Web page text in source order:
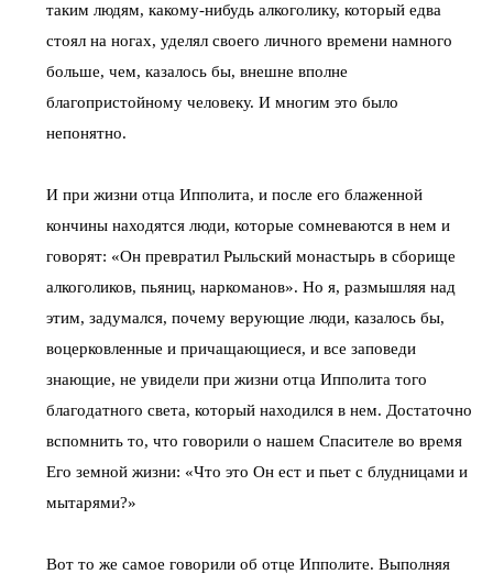
таким людям, какому-нибудь алкоголику, который едва
стоял на ногах, уделял своего личного времени намного
больше, чем, казалось бы, внешне вполне
благопристойному человеку. И многим это было
непонятно.
И при жизни отца Ипполита, и после его блаженной
кончины находятся люди, которые сомневаются в нем и
говорят: «Он превратил Рыльский монастырь в сборище
алкоголиков, пьяниц, наркоманов». Но я, размышляя над
этим, задумался, почему верующие люди, казалось бы,
воцерковленные и причащающиеся, и все заповеди
знающие, не увидели при жизни отца Ипполита того
благодатного света, который находился в нем. Достаточно
вспомнить то, что говорили о нашем Спасителе во время
Его земной жизни: «Что это Он ест и пьет с блудницами и
мытарями?»
Вот то же самое говорили об отце Ипполите. Выполняя